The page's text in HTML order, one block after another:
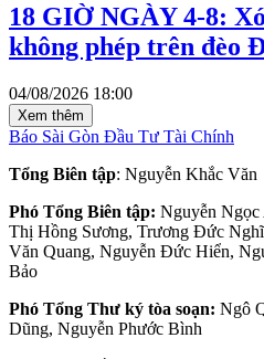
18 GIỜ NGÀY 4-8:
không phép trên đèo
04/08/2026 18:00
Xem thêm
Báo Sài Gòn Đầu Tư Tài Chính
Tổng Biên tập: Nguyễn Khắc Văn
Phó Tổng Biên tập: Nguyễn Ngọc
Thị Hồng Sương, Trương Đức
Văn Quang, Nguyễn Đức Hiển,
Bảo
Phó Tổng Thư ký tòa soạn: Ngô
Dũng, Nguyễn Phước Bình